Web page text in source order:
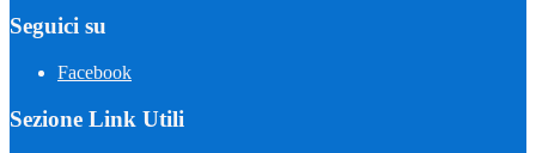
Seguici su
Facebook
Sezione Link Utili